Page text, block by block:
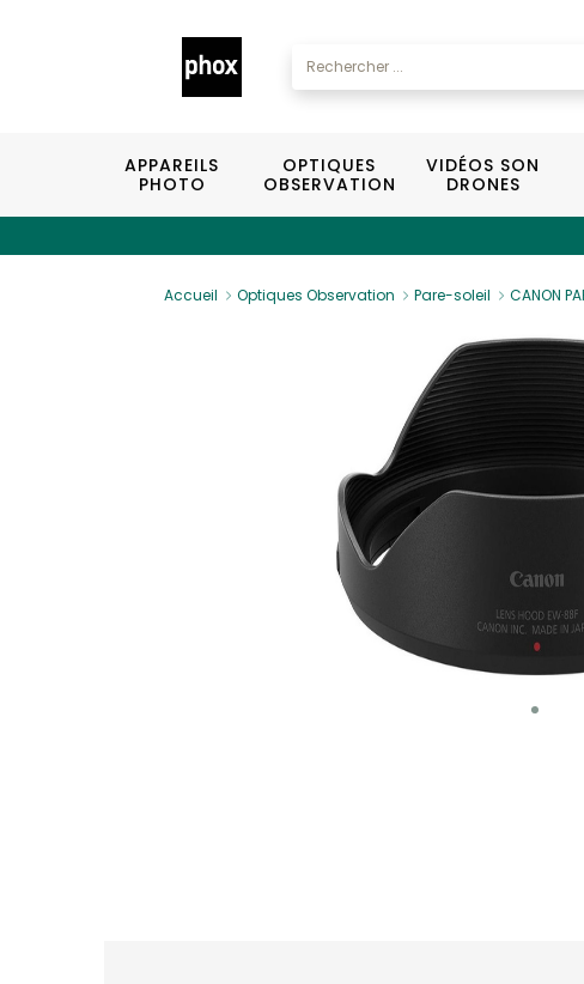
APPAREILS
PHOTO
OPTIQUES
OBSERVATION
VIDÉOS SON
DRONES
Accueil Optiques Observation Pare-soleil CANON